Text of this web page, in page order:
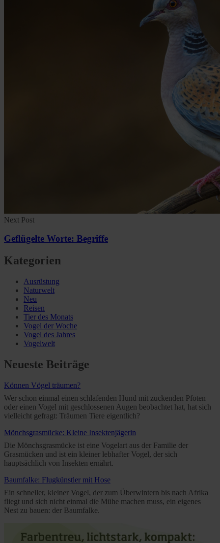
Next Post
Geflügelte Worte: Begriffe
Kategorien
Ausrüstung
Naturwelt
Neu
Reisen
Tier des Monats
Vogel der Woche
Vogel des Jahres
Vogelwelt
Neueste Beiträge
Können Vögel träumen?
Wer schon einmal einen schlafenden Hund mit zuckenden Pfoten
oder einen Vogel mit geschlossenen Augen beobachtet hat, hat sich
vielleicht gefragt: Träumen Tiere eigentlich?
Mönchsgrasmücke: Kleine Insektenjägerin
Die Mönchsgrasmücke ist eine Vogelart aus der Familie der
Grasmücken und ist ein kleiner lebhafter Vogel, der sich
hauptsächlich von Insekten ernährt.
Baumfalke: Flugkünstler mit Hose
Ein schneller, kleiner Vogel, der zum Überwintern bis nach Afrika
fliegt und sich nicht einmal die Mühe machen muss, ein eigenes
Nest zu bauen: der Baumfalke.